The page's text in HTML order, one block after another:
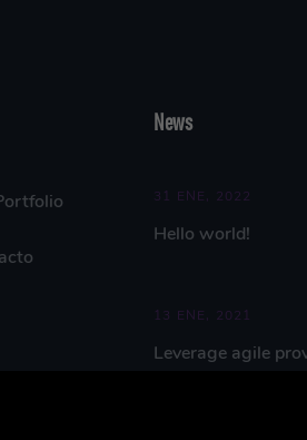
News
31 ENE, 2022
Hello world!
13 ENE, 2021
Leverage agile